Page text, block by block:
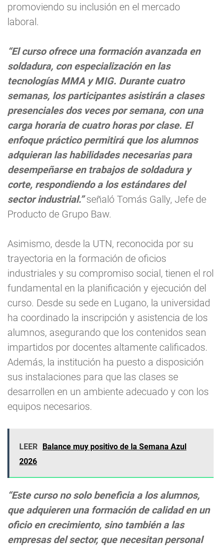
promoviendo su inclusión en el mercado
laboral.
“El curso ofrece una formación avanzada en
soldadura, con especialización en las
tecnologías MMA y MIG. Durante cuatro
semanas, los participantes asistirán a clases
presenciales dos veces por semana, con una
carga horaria de cuatro horas por clase. El
enfoque práctico permitirá que los alumnos
adquieran las habilidades necesarias para
desempeñarse en trabajos de soldadura y
corte, respondiendo a los estándares del
sector industrial.”señaló Tomás Gally, Jefe de
Producto de Grupo Baw.
Asimismo, desde la UTN, reconocida por su
trayectoria en la formación de oficios
industriales y su compromiso social, tienen el rol
fundamental en la planificación y ejecución del
curso. Desde su sede en Lugano, la universidad
ha coordinado la inscripción y asistencia de los
alumnos, asegurando que los contenidos sean
impartidos por docentes altamente calificados.
Además, la institución ha puesto a disposición
sus instalaciones para que las clases se
desarrollen en un ambiente adecuado y con los
equipos necesarios.
LEER
Balance muy positivo de la Semana Azul
2026
“Este curso no solo beneficia a los alumnos,
que adquieren una formación de calidad en un
oficio en crecimiento, sino también a las
empresas del sector, que necesitan personal